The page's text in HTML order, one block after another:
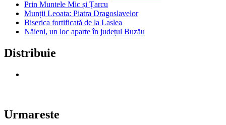
Prin Muntele Mic și Țarcu
Munții Leoata: Piatra Dragoslavelor
Biserica fortificată de la Laslea
Năieni, un loc aparte în județul Buzău
Distribuie
Urmareste